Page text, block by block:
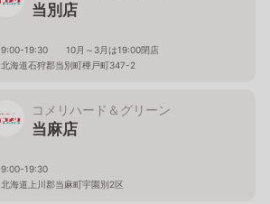
当別店
9:00-19:30 10月～3月は19:00閉店
北海道石狩郡当別町樺戸町347-2
コメリハード＆グリーン
当麻店
9:00-19:30
北海道上川郡当麻町宇園別2区